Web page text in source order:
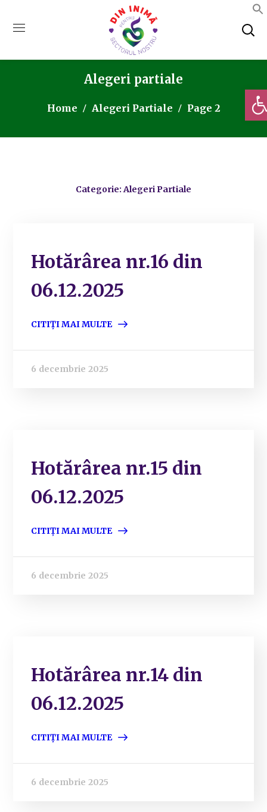
Alegeri partiale
Home Alegeri Partiale Page 2
Categorie: Alegeri Partiale
Hotărârea nr.16 din
06.12.2025
CITIȚI MAI MULTE
6 decembrie 2025
Hotărârea nr.15 din
06.12.2025
CITIȚI MAI MULTE
6 decembrie 2025
Hotărârea nr.14 din
06.12.2025
CITIȚI MAI MULTE
6 decembrie 2025